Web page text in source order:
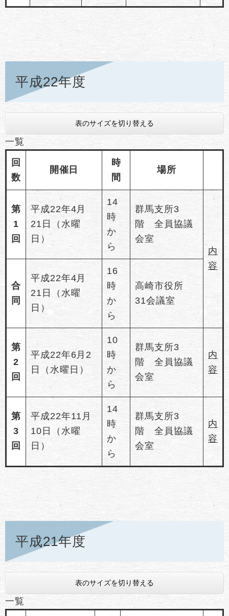
平成22年度
表のサイズを切り替える
一覧
回
数
開催日
時
間
場所
第
1
回
平成22年4月
21日（水曜
日）
14
時
か
ら
群馬支所3
階 全員協議
会室
内
容
合
同
平成22年4月
21日（水曜
日）
16
時
か
ら
高崎市役所
31会議室
第
2
回
平成22年6月2
日（水曜日）
10
時
か
ら
群馬支所3
階 全員協議
会室
内
容
第
3
回
平成22年11月
10日（水曜
日）
14
時
か
ら
群馬支所3
階 全員協議
会室
内
容
平成21年度
表のサイズを切り替える
一覧